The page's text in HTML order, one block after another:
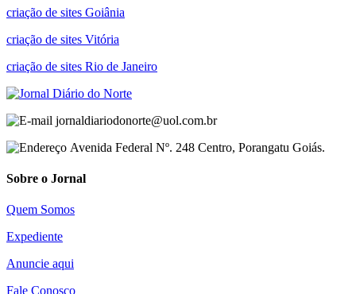
criação de sites Goiânia
criação de sites Vitória
criação de sites Rio de Janeiro
jornaldiariodonorte@uol.com.br
Avenida Federal Nº. 248 Centro, Porangatu Goiás.
Sobre o Jornal
Quem Somos
Expediente
Anuncie aqui
Fale Conosco